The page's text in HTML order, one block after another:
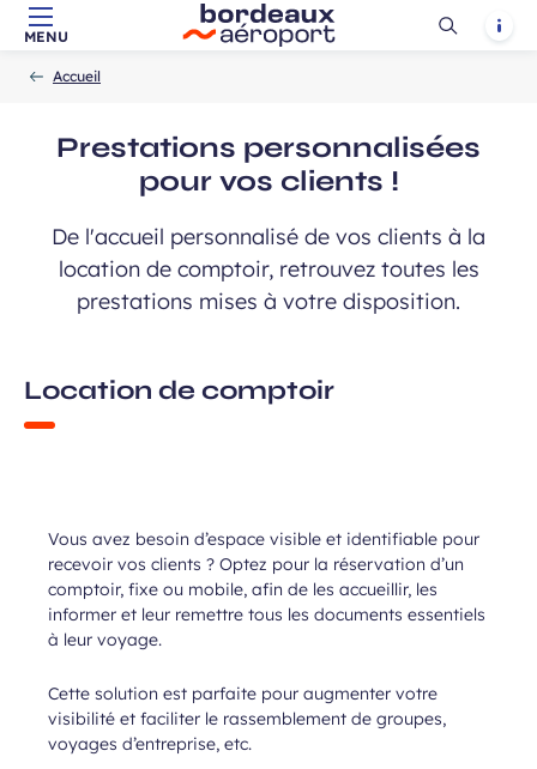
Aller au contenu principal
Aller à la navigation
Aller à la
MENU
Ouvrir
Accueil
Prestations personnalisées
pour vos clients !
De l'accueil personnalisé de vos clients à la
location de comptoir, retrouvez toutes les
prestations mises à votre disposition.
Location de comptoir
Vous avez besoin d’espace visible et identifiable pour
recevoir vos clients ? Optez pour la réservation d’un
comptoir, fixe ou mobile, afin de les accueillir, les
informer et leur remettre tous les documents essentiels
à leur voyage.
Cette solution est parfaite pour augmenter votre
visibilité et faciliter le rassemblement de groupes,
voyages d’entreprise, etc.
Champ
requis
l’Aéroport de Bordeaux.Champ
requis